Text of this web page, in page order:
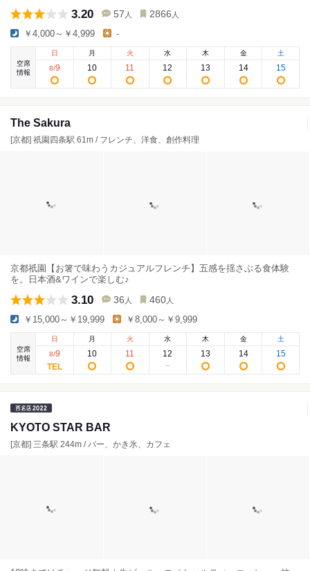
3.20 57 人 2866 人
￥4,000～￥4,999 -
空席
情報
日
8/9
月
10
火
11
水
12
木
13
金
14
土
15
The Sakura
[京都] 祇園四条駅 61m / フレンチ、洋食、創作料理
京都祇園【お箸で味わうカジュアルフレンチ】五感を揺さぶる食体験
を。日本酒&ワインで楽しむ♪
3.10 36 人 460 人
￥15,000～￥19,999 ￥8,000～￥9,999
空席
情報
日
8/9
月
10
火
11
水
12
木
13
金
14
土
15
KYOTO STAR BAR
[京都] 三条駅 244m / バー、かき氷、カフェ